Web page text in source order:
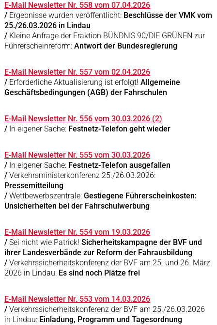
E-Mail Newsletter Nr. 558 vom 07.04.2026
/ Ergebnisse wurden veröffentlicht:Beschlüsse der VMK vom
25./26.03.2026 in Lindau
/ Kleine Anfrage der Fraktion BÜNDNIS 90/DIE GRÜNEN zur
Führerscheinreform: Antwort der Bundesregierung
E-Mail Newsletter Nr. 557 vom 02.04.2026
/ Erforderliche Aktualisierung ist erfolgt! Allgemeine
Geschäftsbedingungen (AGB) der Fahrschulen
E-Mail Newsletter Nr. 556 vom 30.03.2026 (2)
/ In eigener Sache: Festnetz-Telefon geht wieder
E-Mail Newsletter Nr. 555 vom 30.03.2026
/ In eigener Sache: Festnetz-Telefon ausgefallen
/ Verkehrsministerkonferenz 25./26.03.2026:
Pressemitteilung
/ Wettbewerbszentrale: Gestiegene Führerscheinkosten:
Unsicherheiten bei der Fahrschulwerbung
E-Mail Newsletter Nr. 554 vom 19.03.2026
/ Sei nicht wie Patrick! Sicherheitskampagne der BVF und
ihrer Landesverbände zur Reform der Fahrausbildung
/ Verkehrssicherheitskonferenz der BVF am 25. und 26. März
2026 in Lindau: Es sind noch Plätze frei
E-Mail Newsletter Nr. 553 vom 14.03.2026
/Verkehrssicherheitskonferenz der BVF am 25./26.03.2026
in Lindau:Einladung, Programm und Tagesordnung